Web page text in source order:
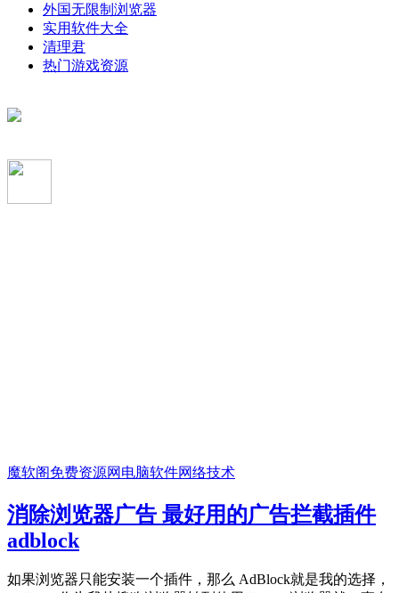
外国无限制浏览器
实用软件大全
清理君
热门游戏资源
魔软阁免费资源网 电脑软件网络技术
消除浏览器广告 最好用的广告拦截插件
adblock
如果浏览器只能安装一个插件，那么 AdBlock就是我的选择，